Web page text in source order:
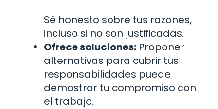
Sé honesto sobre tus razones,
incluso si no son justificadas.
Ofrece soluciones: Proponer
alternativas para cubrir tus
responsabilidades puede
demostrar tu compromiso con
el trabajo.